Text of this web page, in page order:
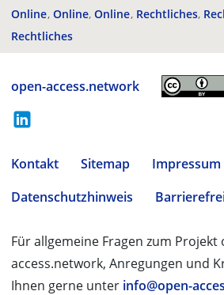
Online Online Online Rechtliches
Rechtliches
open-access.network
Kontakt Sitemap
Impressum
Datenschutzhinweis
Für allgemeine Fragen zum Projekt
access.network, Anregungen und
Ihnen gerne unter info@open-